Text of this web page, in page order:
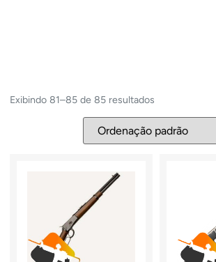
Exibindo 81–85 de 85 resultados